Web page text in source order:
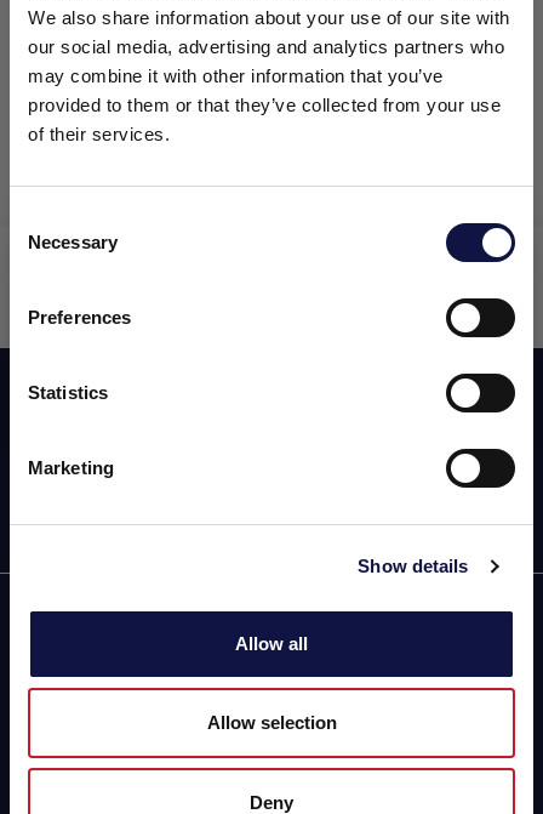
We also share information about your use of our site with
our social media, advertising and analytics partners who
may combine it with other information that you’ve
provided to them or that they’ve collected from your use
of their services.
Selection
Necessary
Preferences
Statistics
Marketing
Show details
Allow all
Allow selection
Deny
El presente sitio web está dirigido a un público empresarial.
profesionales y empresas del sector.
Entendido
Estabilizadores
NXT Balance White
Suscribirse a nuestro newsletter
AEB
ENOLOGÍA
FOOD